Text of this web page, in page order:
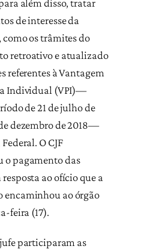
além disso, tratar
de interesse da
como os trâmites do
retroativo e atualizado
referentes à Vantagem
Individual (VPI)—
de 21 de julho de
dezembro de 2018—
O CJF
o pagamento das
resposta ao ofício que a
encaminhou ao órgão
feira (17).
participaram as